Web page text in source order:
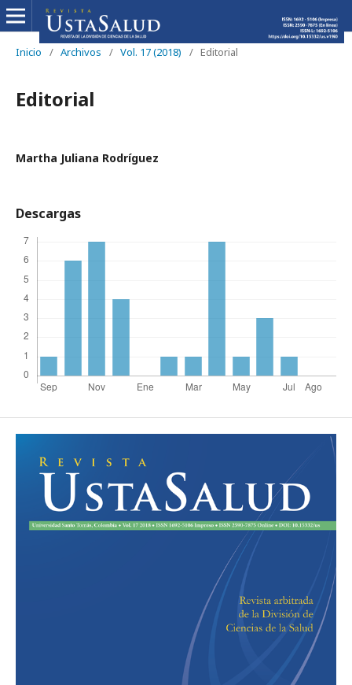
Inicio / Archivos / Vol. 17 (2018) / Editorial
Editorial
Martha Juliana Rodríguez
Descargas